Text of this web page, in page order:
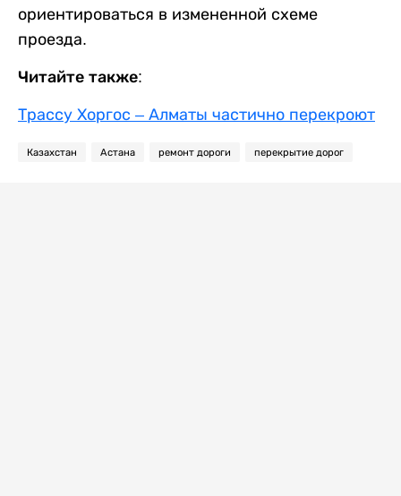
ориентироваться в измененной схеме
проезда.
Читайте также:
Трассу Хоргос – Алматы частично перекроют
Казахстан Астана ремонт дороги перекрытие дорог